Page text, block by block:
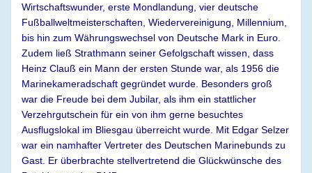
Wirtschaftswunder, erste Mondlandung, vier deutsche
Fußballweltmeisterschaften, Wiedervereinigung, Millennium,
bis hin zum Währungswechsel von Deutsche Mark in Euro.
Zudem ließ Strathmann seiner Gefolgschaft wissen, dass
Heinz Clauß ein Mann der ersten Stunde war, als 1956 die
Marinekameradschaft gegründet wurde. Besonders groß
war die Freude bei dem Jubilar, als ihm ein stattlicher
Verzehrgutschein für ein von ihm gerne besuchtes
Ausflugslokal im Bliesgau überreicht wurde. Mit Edgar Selzer
war ein namhafter Vertreter des Deutschen Marinebunds zu
Gast. Er überbrachte stellvertretend die Glückwünsche des